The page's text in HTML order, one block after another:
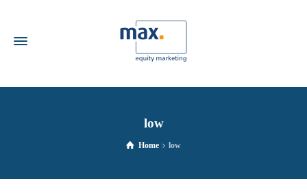
low
Home low